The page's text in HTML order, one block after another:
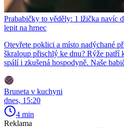
Prababičky to věděly: 1 lžička navíc
lepit na hrnec
Otevřete poklici a místo nadýchané
škraloup přischlý ke dnu? Rýže patří
spálí i zkušená hospodyně. Naše
Bruneta v kuchyni
dnes, 15:20
4 min
Reklama